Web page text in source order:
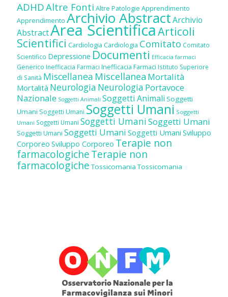
ADHDAltre Fonti Altre Patologie Apprendimento
Apprendimento Archivio AbstractArchivio
AbstractArea ScientificaArticoli
Scientifici Cardiologia Cardiologia Comitato Comitato
Scientifico Depressione Documenti Efficacia farmaci
Generico Inefficacia Farmaci Inefficacia Farmaci Istituto Superiore
di Sanità Miscellanea Miscellanea Mortalità
Mortalità Neurologia Neurologia Portavoce
Nazionale Soggetti Animali Soggetti Animali Soggetti
Umani Soggetti Umani Soggetti Umani Soggetti
Umani Soggetti Umani Soggetti UmaniSoggetti Umani
Soggetti Umani Soggetti Umani Soggetti Umani Sviluppo
Corporeo Sviluppo Corporeo Terapie non
farmacologicheTerapie non
farmacologiche Tossicomania Tossicomania